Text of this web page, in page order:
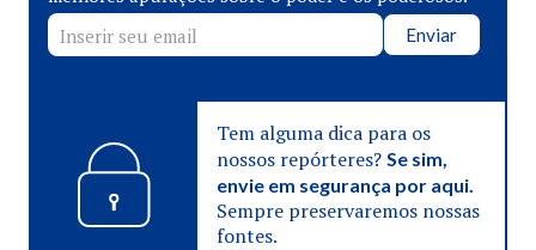
Enviar
Tem alguma dica para os
nossos repórteres? Se sim,
envie em segurança por aqui.
Sempre preservaremos nossas
fontes.